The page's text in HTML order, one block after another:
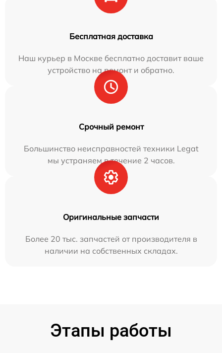
Бесплатная доставка
Наш курьер в Москве бесплатно доставит ваше
устройство на ремонт и обратно.
Срочный ремонт
Большинство неисправностей техники Legat
мы устраняем в течение 2 часов.
Оригинальные запчасти
Более 20 тыс. запчастей от производителя в
наличии на собственных складах.
Этапы работы